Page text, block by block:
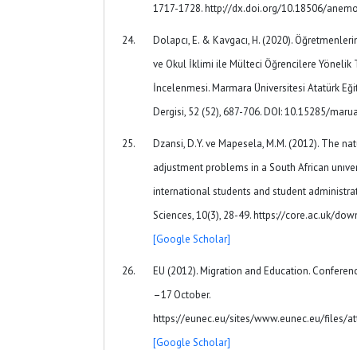
1717-1728. http://dx.doi.org/10.18506/
Dolapcı, E. & Kavgacı, H. (2020).
ve Okul İklimi ile Mülteci Öğrencilere Yönelik
İncelenmesi. Marmara Üniversitesi Atatürk
Dergisi, 52 (52), 687-706. DOI: 10.15285/
Dzansi, D.Y. ve Mapesela, M.M. (2012). The
adjustment problems in a South African
international students and student
Sciences, 10(3), 28-49. https://core.ac.uk/
[Google Scholar]
EU (2012). Migration and Education.
–17 October.
https://eunec.eu/sites/www.eunec.eu/files/
[Google Scholar]